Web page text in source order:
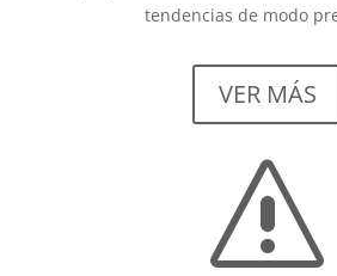
tendencias de modo
VER MÁS
s